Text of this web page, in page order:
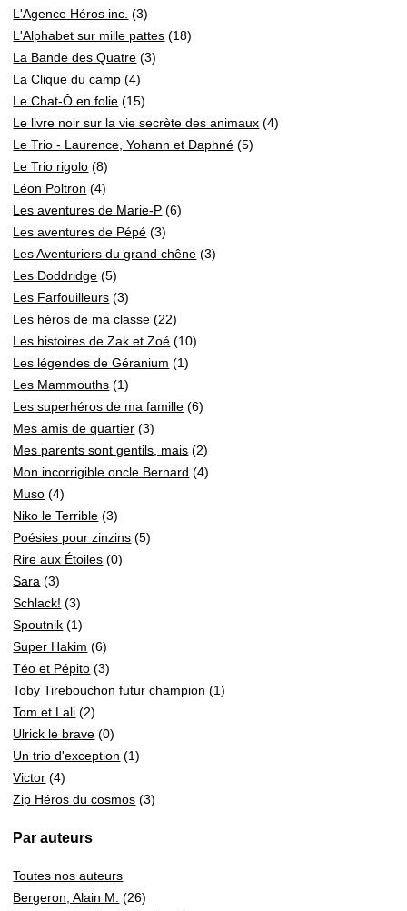
L'Agence Héros inc. (3)
L'Alphabet sur mille pattes (18)
La Bande des Quatre (3)
La Clique du camp (4)
Le Chat-Ô en folie (15)
Le livre noir sur la vie secrète des animaux (4)
Le Trio - Laurence, Yohann et Daphné (5)
Le Trio rigolo (8)
Léon Poltron (4)
Les aventures de Marie-P (6)
Les aventures de Pépé (3)
Les Aventuriers du grand chêne (3)
Les Doddridge (5)
Les Farfouilleurs (3)
Les héros de ma classe (22)
Les histoires de Zak et Zoé (10)
Les légendes de Géranium (1)
Les Mammouths (1)
Les superhéros de ma famille (6)
Mes amis de quartier (3)
Mes parents sont gentils, mais (2)
Mon incorrigible oncle Bernard (4)
Muso (4)
Niko le Terrible (3)
Poésies pour zinzins (5)
Rire aux Étoiles (0)
Sara (3)
Schlack! (3)
Spoutnik (1)
Super Hakim (6)
Téo et Pépito (3)
Toby Tirebouchon futur champion (1)
Tom et Lali (2)
Ulrick le brave (0)
Un trio d'exception (1)
Victor (4)
Zip Héros du cosmos (3)
Par auteurs
Toutes nos auteurs
Bergeron, Alain M. (26)